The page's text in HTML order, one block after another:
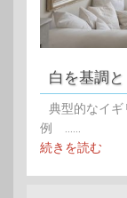
白を基調
典型的なイ
例 ......
続きを読む